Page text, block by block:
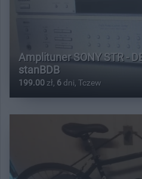
Amplituner SONY STR -
stanBDB
199.00 zł, 6 dni, Tczew